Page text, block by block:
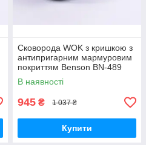
Сковорода WOK з кришкою з
антипригарним мармуровим
покриттям Benson BN-489
Ø28см
В наявності
945 ₴ 1 037 ₴
Купити